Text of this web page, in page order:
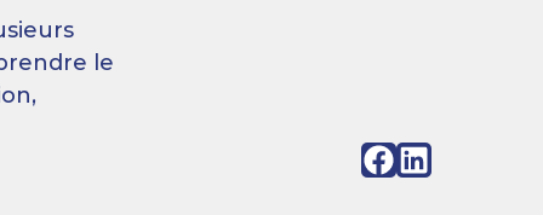
le
Facebook
LinkedIn